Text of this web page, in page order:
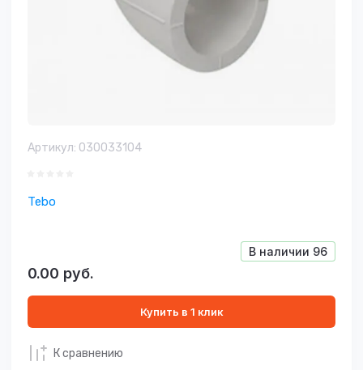
Артикул: 030033104
Tebo
В наличии 96
0.00 руб.
Купить в 1 клик
К сравнению